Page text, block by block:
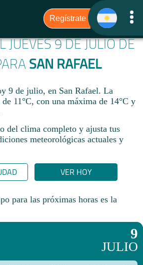
JUEVES 9 DE JULIO DE
SAN RAFAEL
9 de julio, en San Rafael. La
11°C, con una máxima de 14°C y
del clima completo y ajusta tus
meteorológicas actuales y
VER HOY
para las próximas horas es la
9
JULIO